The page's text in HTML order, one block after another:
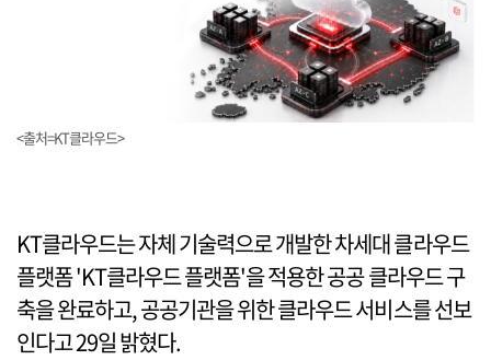
<출처=KT클라우드>
KT클라우드는 자체 기술력으로 개발한 차세대 클라우드
플랫폼 'KT클라우드 플랫폼'을 적용한 공공 클라우드 구
축을 완료하고, 공공기관을 위한 클라우드 서비스를 선보
인다고 29일 밝혔다.